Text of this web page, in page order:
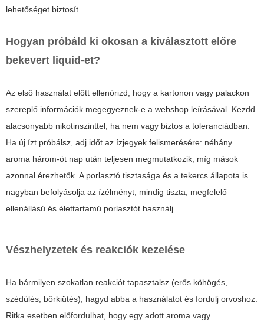
lehetőséget biztosít.
Hogyan próbáld ki okosan a kiválasztott előre
bekevert liquid-et?
Az első használat előtt ellenőrizd, hogy a kartonon vagy palackon
szereplő információk megegyeznek-e a webshop leírásával. Kezdd
alacsonyabb nikotinszinttel, ha nem vagy biztos a toleranciádban.
Ha új ízt próbálsz, adj időt az ízjegyek felismerésére: néhány
aroma három-öt nap után teljesen megmutatkozik, míg mások
azonnal érezhetők. A porlasztó tisztasága és a tekercs állapota is
nagyban befolyásolja az ízélményt; mindig tiszta, megfelelő
ellenállású és élettartamú porlasztót használj.
Vészhelyzetek és reakciók kezelése
Ha bármilyen szokatlan reakciót tapasztalsz (erős köhögés,
szédülés, bőrkiütés), hagyd abba a használatot és fordulj orvoshoz.
Ritka esetben előfordulhat, hogy egy adott aroma vagy